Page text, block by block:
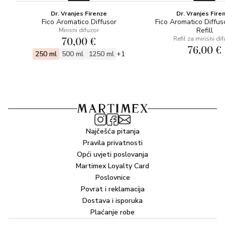
Dr. Vranjes Firenze
Fico Aromatico Diffusor
Mirisni difuzor
70,00 €
250 ml 500 ml 1250 ml +1
Dr. Vranjes
Fico Aromatico
Refill
Refil za mirisni
76,00 €
Najčešća pitanja
Pravila privatnosti
Opći uvjeti poslovanja
Martimex Loyalty Card
Poslovnice
Povrat i reklamacija
Dostava i isporuka
Plaćanje robe